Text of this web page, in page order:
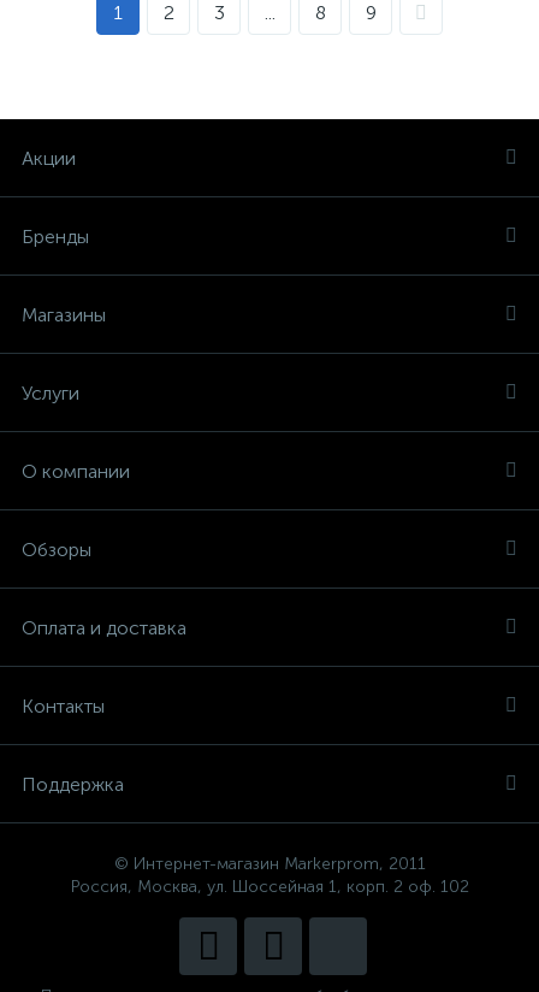
1 2 3 ... 8 9
Акции
Бренды
Магазины
Услуги
О компании
Обзоры
Оплата и доставка
Контакты
Поддержка
© Интернет-магазин Markerprom, 2011
Россия, Москва, ул. Шоссейная 1, корп. 2 оф. 102